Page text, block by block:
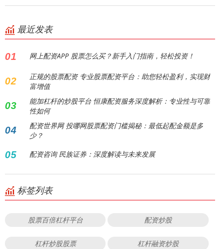
最近发表
01 网上配资APP 股票怎么买？新手入门指南，轻松投资！
02
正规的股票配资 专业股票配资平台：助您轻松盈利，实现财
富增值
03
能加杠杆的炒股平台 恒康配资服务深度解析：专业性与可靠
性如何
04
配资世界网 投哪网股票配资门槛揭秘：最低起配金额是多
少？
05 配资咨询 民族证券：深度解读与未来发展
标签列表
股票百倍杠杆平台 配资炒股
杠杆炒股股票 杠杆融资炒股